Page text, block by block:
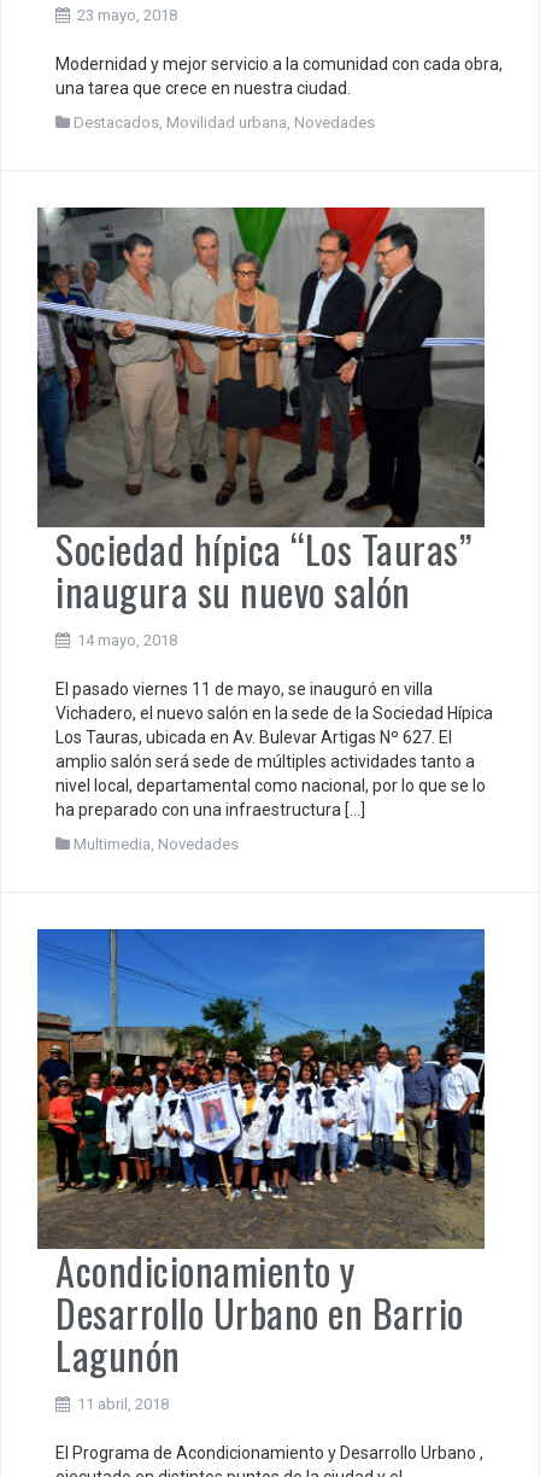
23 mayo, 2018
Modernidad y mejor servicio a la comunidad con cada obra,
una tarea que crece en nuestra ciudad.
Destacados Movilidad urbana Novedades
Sociedad hípica “Los Tauras”
inaugura su nuevo salón
14 mayo, 2018
El pasado viernes 11 de mayo, se inauguró en villa
Vichadero, el nuevo salón en la sede de la Sociedad Hípica
Los Tauras, ubicada en Av. Bulevar Artigas Nº 627. El
amplio salón será sede de múltiples actividades tanto a
nivel local, departamental como nacional, por lo que se lo
ha preparado con una infraestructura […]
Multimedia, Novedades
Acondicionamiento y
Desarrollo Urbano en Barrio
Lagunón
11 abril, 2018
El Programa de Acondicionamiento y Desarrollo Urbano ,